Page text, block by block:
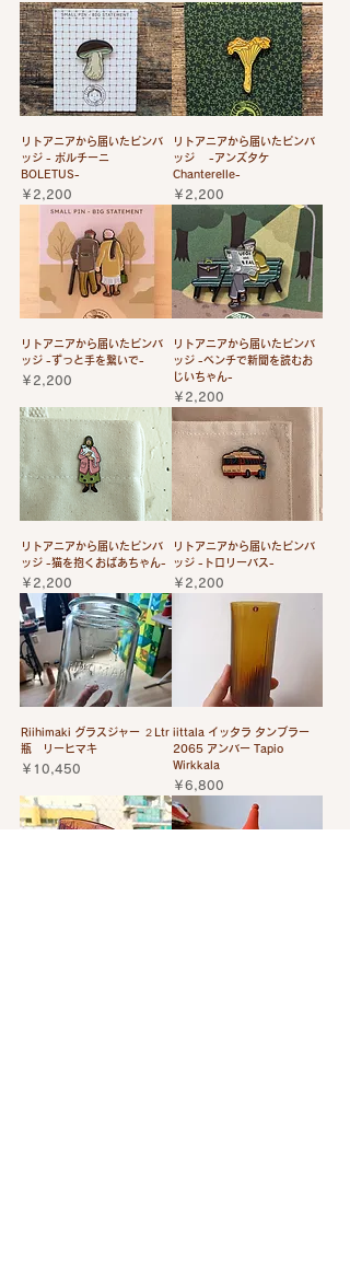
リトアニアから届いたピンバ
ッジ - ポルチーニ
BOLETUS-
価格
￥2,200
リトアニアから届いたピンバ
ッジ -アンズタケ
Chanterelle-
価格
￥2,200
リトアニアから届いたピンバ
ッジ -ずっと手を繋いで-
価格
￥2,200
リトアニアから届いたピンバ
ッジ -ベンチで新聞を読むお
じいちゃん-
価格
￥2,200
リトアニアから届いたピンバ
ッジ -猫を抱くおばあちゃん-
価格
￥2,200
リトアニアから届いたピンバ
ッジ -トロリーバス-
価格
￥2,200
Riihimaki グラスジャー ２Ltr
瓶 リーヒマキ
価格
￥10,450
iittala イッタラ タンブラー
2065 アンバー Tapio
Wirkkala
価格
￥6,800